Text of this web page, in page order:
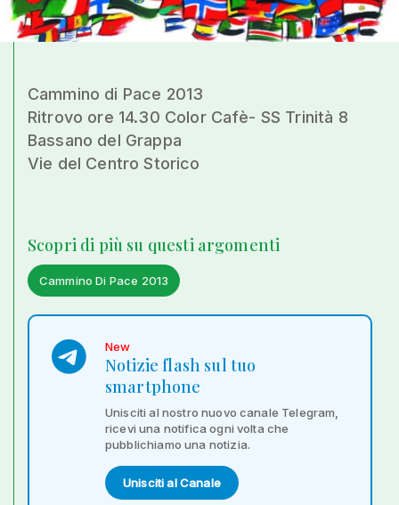
Cammino di Pace 2013
Ritrovo ore 14.30 Color Cafè- SS Trinità 8
Bassano del Grappa
Vie del Centro Storico
Scopri di più su questi argomenti
Cammino Di Pace 2013
New
Notizie flash sul tuo
smartphone
Unisciti al nostro nuovo canale Telegram,
ricevi una notifica ogni volta che
pubblichiamo una notizia.
Unisciti al Canale